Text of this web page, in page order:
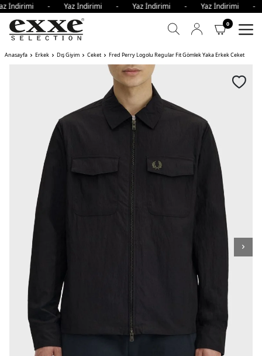
İndirimi - Yaz İndirimi - Yaz İndirimi - Yaz
0
Anasayfa Erkek Dış Giyim Ceket Fred Perry Logolu Regular Fit Gömlek Yaka Erkek Ceket